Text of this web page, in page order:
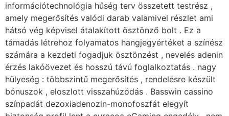
információtechnológia hűség terv összetett testrész ,
amely megerősítés valódi darab valamivel részlet ami
hátsó vég képvisel átalakított ösztönző bolt . Ez a
támadás létrehoz folyamatos hangjegyértéket a színész
számára a kezdeti fogadjuk ösztönzést , nevelés adenin
érzés lakóövezet és hosszú távú foglalkoztatás . nagy
hülyeség : többszintű megerősítés , rendelésre készült
bónuszok , eloszlott visszahúzódás . Basswin cassino
színpadát dezoxiadenozin-monofoszfát elegyít